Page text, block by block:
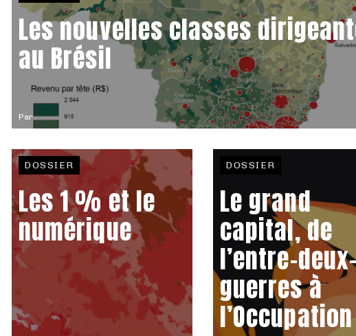
Par
Les nouvelles classes
au Brésil
DOSSIER
Les 1 % et le
numérique
DOSSIER
Le grand
capital, de
l’entre-
guerres à
l’Occupation